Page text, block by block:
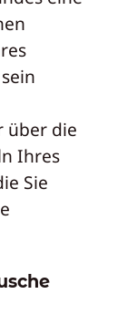
über die
Ihres
Sie